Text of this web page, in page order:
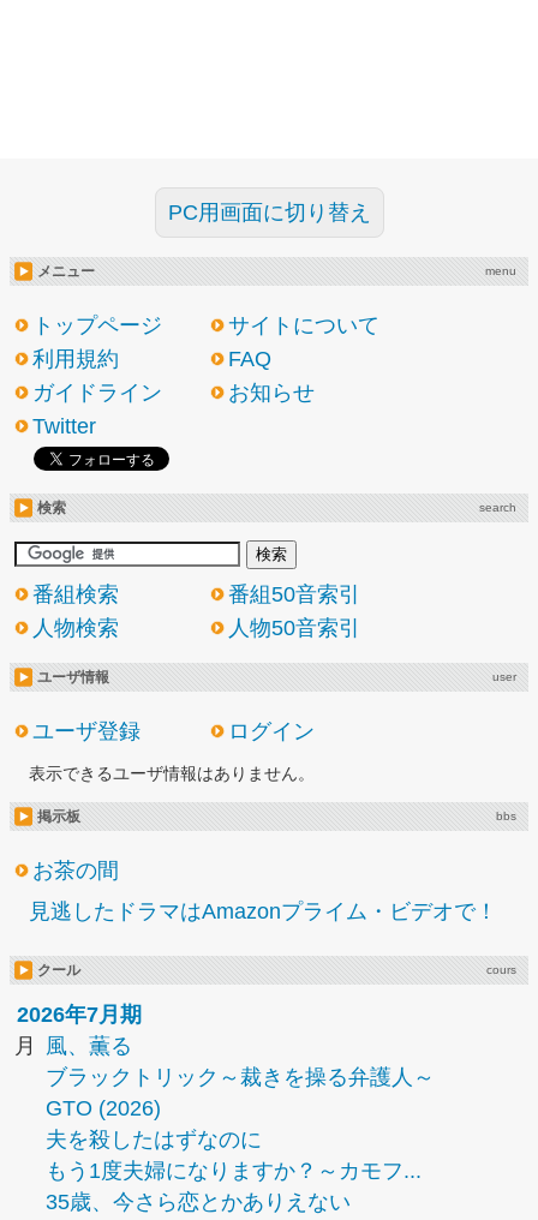
PC用画面に切り替え
メニュー menu
トップページ
サイトについて
利用規約
FAQ
ガイドライン
お知らせ
Twitter
検索 search
番組検索
番組50音索引
人物検索
人物50音索引
ユーザ情報 user
ユーザ登録 ログイン
表示できるユーザ情報はありません。
掲示板 bbs
お茶の間
見逃したドラマはAmazonプライム・ビデオで！
クール cours
2026年7月期
月
風、薫る
ブラックトリック～裁きを操る弁護人～
GTO (2026)
夫を殺したはずなのに
もう1度夫婦になりますか？～カモフ...
35歳、今さら恋とかありえない